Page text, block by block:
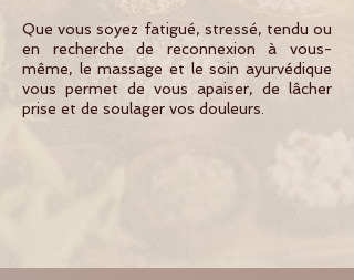
Que vous soyez fatigué, stressé, tendu ou
en recherche de reconnexion à vous-
même, le massage et le soin ayurvédique
vous permet de vous apaiser, de lâcher
prise et de soulager vos douleurs.